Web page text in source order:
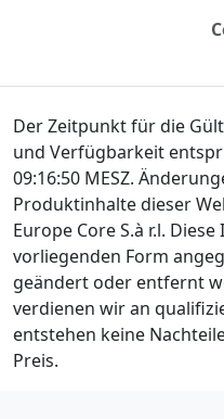
Der Zeitpunkt für die
und Verfügbarkeit
09:16:50 MESZ.
Produktinhalte dieser
Europe Core S.à r.l.
vorliegenden Form
geändert oder entfernt
verdienen wir an
entstehen keine
Preis.